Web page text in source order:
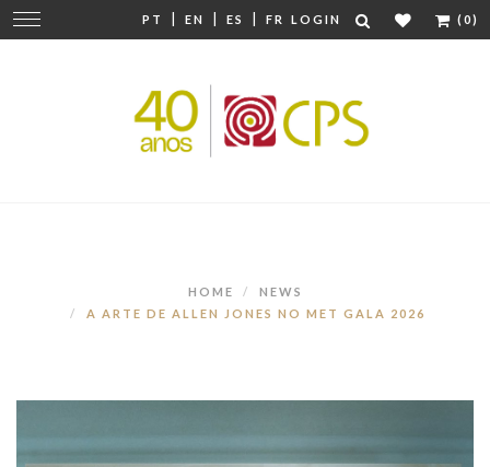
PT | EN | ES | FR LOGIN (0)
Change
navigation
HOME
NEWS
A ARTE DE ALLEN JONES NO MET GALA 2026